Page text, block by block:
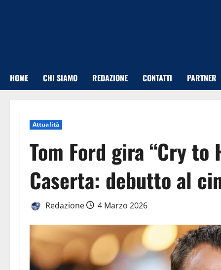
HOME CHI SIAMO REDAZIONE CONTATTI PARTNER
Attualità
Tom Ford gira “Cry to
Caserta: debutto al
Redazione 4 Marzo 2026